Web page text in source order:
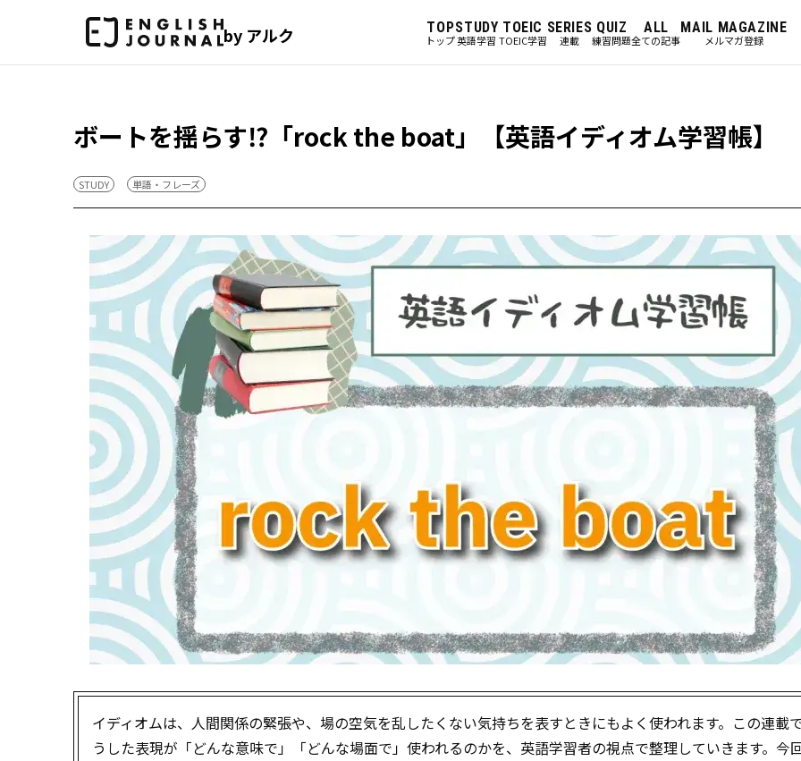
by アルク TOP
トップ
STUDY
英語学習
TOEIC
TOEIC学習
SERIES
連載
QUIZ
練習問題
ALL
全ての記事
MAIL MAGAZINE
メルマガ登録
ボートを揺らす⁉「rock the boat」【英語イディオム学習帳】
STUDY 単語・フレーズ
イディオムは、人間関係の緊張や、場の空気を乱したくない気持ちを表すときにもよく使われます。この連載
うした表現が「どんな意味で」「どんな場面で」使われるのかを、英語学習者の視点で整理していきます。今